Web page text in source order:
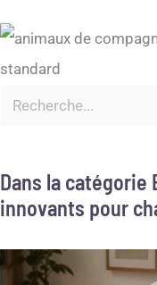
Dans la catégorie
innovants pour